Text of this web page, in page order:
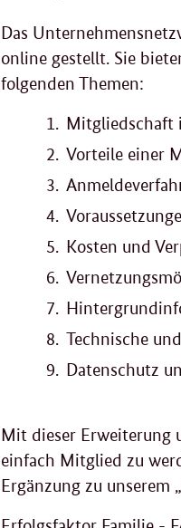
Das
online gestellt. Sie
folgenden Themen:
Mitgliedschaft
Vorteile einer
Kosten und
Technische
Datenschutz
Mit dieser Erweiterung
einfach Mitglied zu
Ergänzung zu unserem